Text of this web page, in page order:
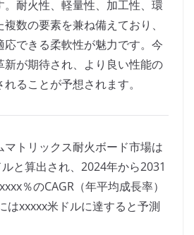
耐火性、軽量性、加工性、環
数の要素を兼ね備えており、
応できる柔軟性が魅力です。今
新が期待され、より良い性能の
ることが予想されます。
トリックス耐火ボード市場は
と算出され、2024年から2031
％のCAGR（年平均成長率）
はxxxxx米ドルに達すると予測